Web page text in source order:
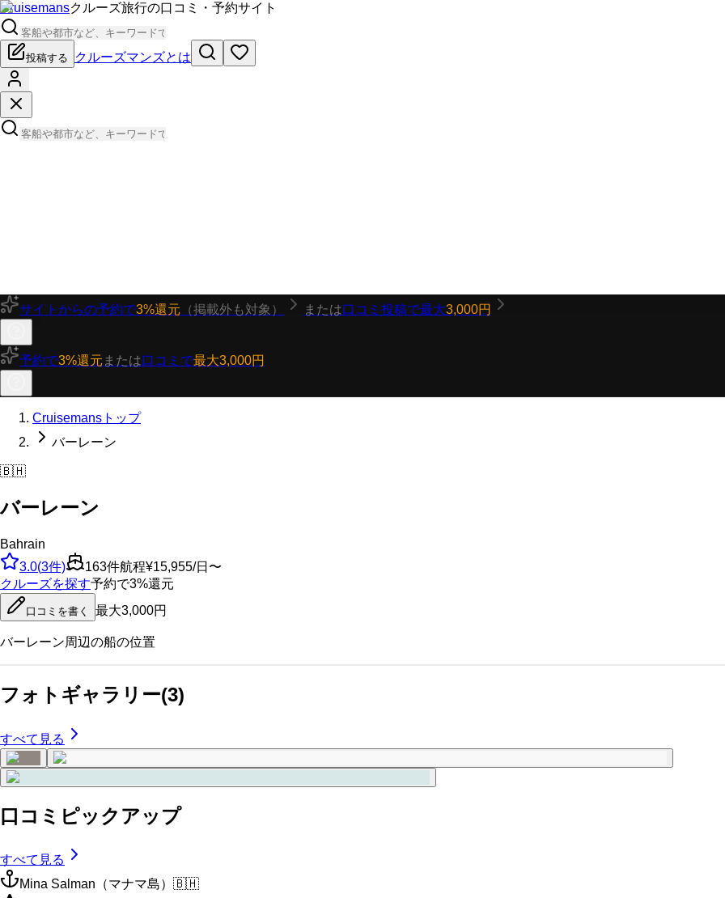
Cruisemansクルーズ旅行の口コミ・予約サイト
投稿する クルーズマンズとは
サイトからの予約で3%還元 （掲載外も対象） または口コミ投稿で最大3,000円
予約で3%還元 または口コミで最大3,000円
Cruisemansトップ
バーレーン
🇧🇭
バーレーン
Bahrain
3.0(3件) 163件航程¥15,955/日〜
クルーズを探す予約で3%還元
口コミを書く 最大3,000円
バーレーン周辺の船の位置
フォトギャラリー(3)
すべて見る
口コミピックアップ
すべて見る
Mina Salman（マナマ島） 🇧🇭